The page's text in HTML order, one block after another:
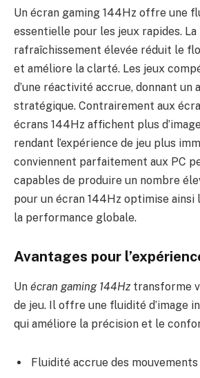
Un écran gaming 144Hz offre une
essentielle pour les jeux rapides.
rafraîchissement élevée réduit le
et améliore la clarté. Les jeux
d’une réactivité accrue, donnant un
stratégique. Contrairement aux
écrans 144Hz affichent plus
rendant l’expérience de jeu plus
conviennent parfaitement aux PC
capables de produire un nombre
pour un écran 144Hz optimise ainsi
la performance globale.
Avantages pour
Un écran gaming 144Hztransforme
de jeu. Il offre une fluidité d’image
qui améliore la précision et le
Fluidité accrue des mouvements